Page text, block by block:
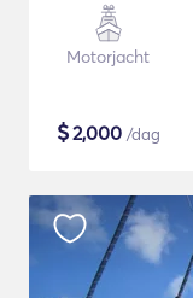
Motorjacht
$2,000 /dag